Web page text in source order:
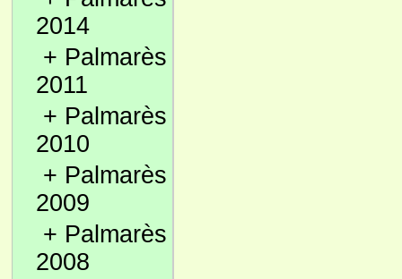
2014
+ Palmarès
2011
+ Palmarès
2010
+ Palmarès
2009
+ Palmarès
2008